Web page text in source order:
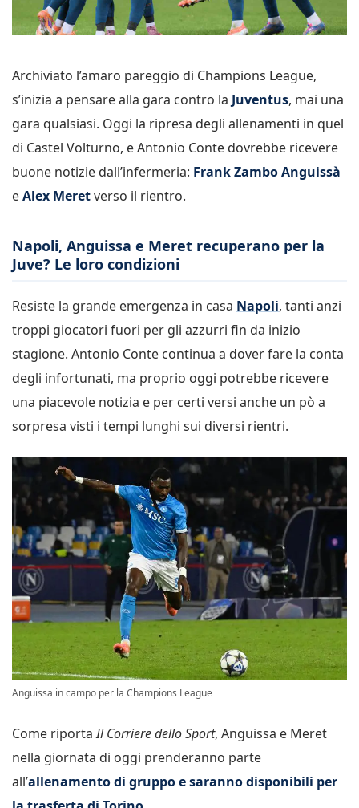
Archiviato l’amaro pareggio di Champions League,
s’inizia a pensare alla gara contro la Juventus, mai una
gara qualsiasi. Oggi la ripresa degli allenamenti in quel
di Castel Volturno, e Antonio Conte dovrebbe ricevere
buone notizie dall’infermeria: Frank Zambo Anguissà
eAlex Meretverso il rientro.
Napoli, Anguissa e Meret recuperano per la
Juve? Le loro condizioni
Resiste la grande emergenza in casa Napoli, tanti anzi
troppi giocatori fuori per gli azzurri fin da inizio
stagione. Antonio Conte continua a dover fare la conta
degli infortunati, ma proprio oggi potrebbe ricevere
una piacevole notizia e per certi versi anche un pò a
sorpresa visti i tempi lunghi sui diversi rientri.
Anguissa in campo per la Champions League
Come riportaIl Corriere dello Sport, Anguissa e Meret
nella giornata di oggi prenderanno parte
all’allenamento di gruppo e saranno disponibili per